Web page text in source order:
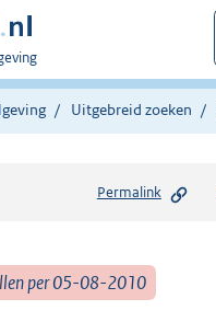
Uitgebreid zoeken
Permalink
per 05-08-2010